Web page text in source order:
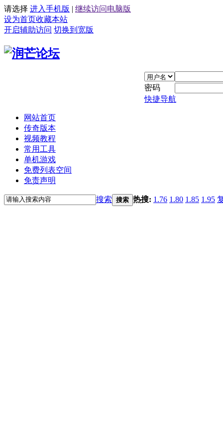
请选择 进入手机版 | 继续访问电脑版
设为首页收藏本站
开启辅助访问 切换到宽版
密码
快捷导航
网站首页
传奇版本
视频教程
常用工具
单机游戏
免费列表空间
免责声明
搜索 搜索 热搜: 1.76 1.80 1.85 1.95